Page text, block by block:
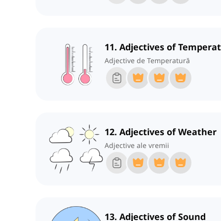
11. Adjectives of
Adjective de Temperatură
12. Adjectives of Weather
Adjective ale vremii
13. Adjectives of Sound